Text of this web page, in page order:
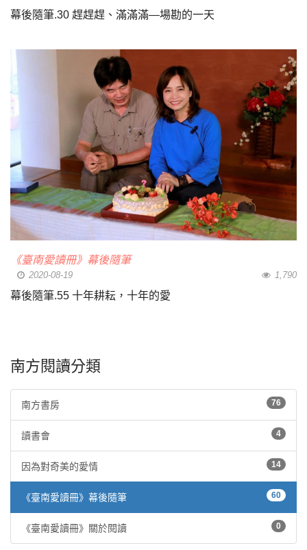
幕後隨筆.30 趕趕趕、滿滿滿—場勘的一天
《臺南愛讀冊》幕後隨筆
2020-08-19 1,790
幕後隨筆.55 十年耕耘，十年的愛
南方閱讀分類
南方書房 76
讀書會 4
因為對奇美的愛情 14
《臺南愛讀冊》幕後隨筆 60
《臺南愛讀冊》關於閱讀 0